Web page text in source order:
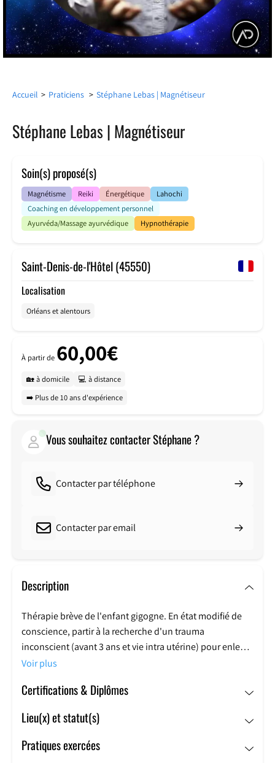
Accueil > Praticiens > Stéphane Lebas | Magnétiseur
Stéphane Lebas | Magnétiseur
Soin(s) proposé(s)
Magnétisme Reiki Énergétique
Lahochi
Coaching en développement personnel
Ayurvéda/Massage ayurvédique
Hypnothérapie
Saint-Denis-de-l'Hôtel (45550)
Localisation
Orléans et alentours
À partir de 60,00€
🏡 à domicile
💻 à distance
➡️ Plus de 10 ans d'expérience
Vous souhaitez contacter Stéphane ?
Contacter par téléphone
Contacter par email
Description
Thérapie brève de l'enfant gigogne. En état modifié de
conscience, partir à la recherche d'un trauma
inconscient (avant 3 ans et vie intra utérine) pour enlever
la charge émotionnel de ce qui est difficile à vivre dans
Voir plus
Certifications & Diplômes
Lieu(x) et statut(s)
Pratiques exercées